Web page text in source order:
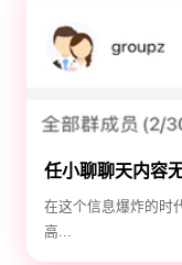
任小聊聊天内容
在这个信息爆炸的时
高...